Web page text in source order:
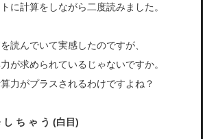
に計算をしながら二度読みました。
読んでいて実感したのですが、
が求められているじゃないですか。
力がプラスされるわけですよね？
ち ゃ う (白目)